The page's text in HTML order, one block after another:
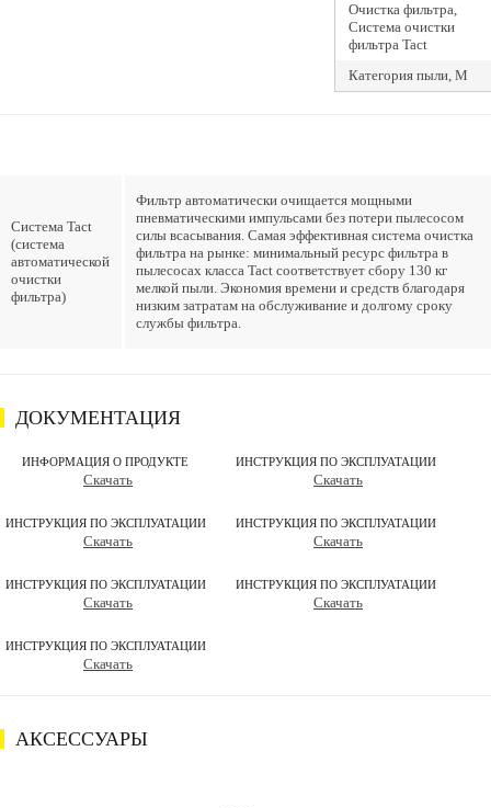
Очистка фильтра,
Система очистки
фильтра Tact
Категория пыли, M
Система Tact
(система
автоматической
очистки
фильтра)
Фильтр автоматически очищается мощными
пневматическими импульсами без потери пылесосом
силы всасывания. Самая эффективная система очистка
фильтра на рынке: минимальный ресурс фильтра в
пылесосах класса Tact соответствует сбору 130 кг
мелкой пыли. Экономия времени и средств благодаря
низким затратам на обслуживание и долгому сроку
службы фильтра.
ДОКУМЕНТАЦИЯ
ИНФОРМАЦИЯ О ПРОДУКТЕ
Скачать
ИНСТРУКЦИЯ ПО ЭКСПЛУАТАЦИИ
Скачать
ИНСТРУКЦИЯ ПО ЭКСПЛУАТАЦИИ
Скачать
ИНСТРУКЦИЯ ПО ЭКСПЛУАТАЦИИ
Скачать
ИНСТРУКЦИЯ ПО ЭКСПЛУАТАЦИИ
Скачать
ИНСТРУКЦИЯ ПО ЭКСПЛУАТАЦИИ
Скачать
ИНСТРУКЦИЯ ПО ЭКСПЛУАТАЦИИ
Скачать
АКСЕССУАРЫ